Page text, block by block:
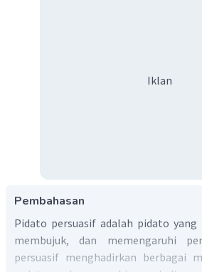
Iklan
Pembahasan
Pidato persuasif adalah pidato yang
membujuk, dan memengaruhi
persuasif menghadirkan berbagai